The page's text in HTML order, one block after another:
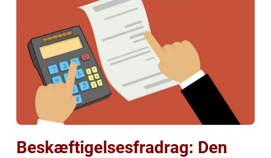
Beskæftigelsesfradrag: Den